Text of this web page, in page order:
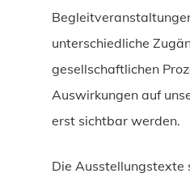
unterschiedliche
gesellschaftlichen
Auswirkungen auf
erst sichtbar werden.
Die Ausstellungstexte